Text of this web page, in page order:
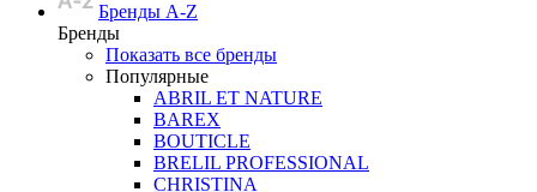
Бренды A-Z
Бренды
Показать все бренды
Популярные
ABRIL ET NATURE
BAREX
BOUTICLE
BRELIL PROFESSIONAL
CHRISTINA